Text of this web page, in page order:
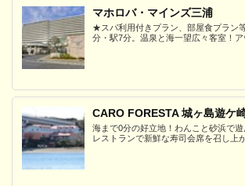
マホロバ・マインズ三浦
★スパ利用付きプラン、部屋食プラン
分・駅7分。温泉と海一望広々客室！
CARO FORESTA 城ヶ島遊ケ
海まで0分の好立地！わんこと砂浜で
レストランで新鮮な寿司会席を召し上